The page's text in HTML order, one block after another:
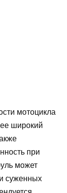
мотоцикла
широкий
при
может
суженных